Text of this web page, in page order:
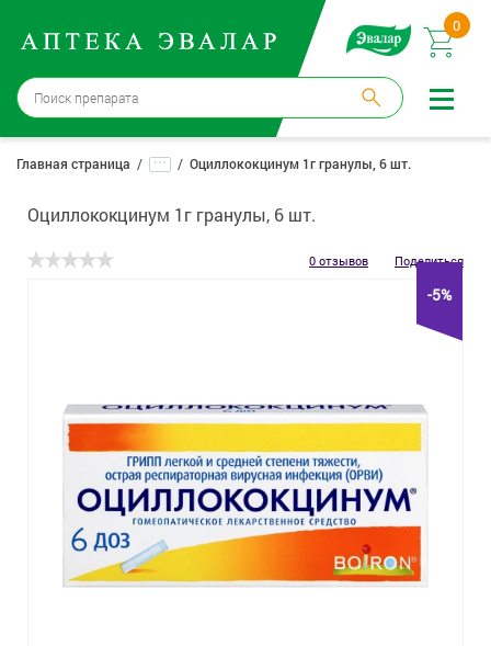
0
Москва→
12 аптек
Регистрация
Доставка и оплата
Косметика
Гигиена
Изделия медицинского назначения
Планирование семьи
Главная страница ... Оциллококцинум 1г гранулы, 6 шт.
Оциллококцинум 1г гранулы, 6 шт.
0 отзывов Поделиться
-5%